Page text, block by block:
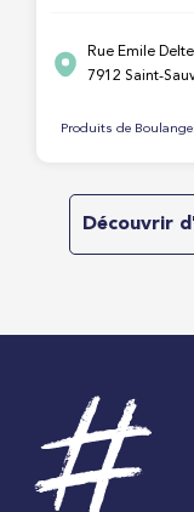
Rue Emile
7912 Saint-
Produits de
Découvrir